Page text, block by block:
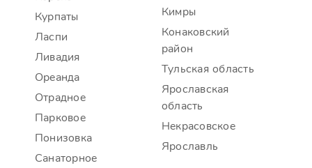
Курпаты
Ласпи
Ливадия
Ореанда
Отрадное
Парковое
Понизовка
Санаторное
Кимры
Конаковский
район
Тульская область
Ярославская
область
Некрасовское
Ярославль